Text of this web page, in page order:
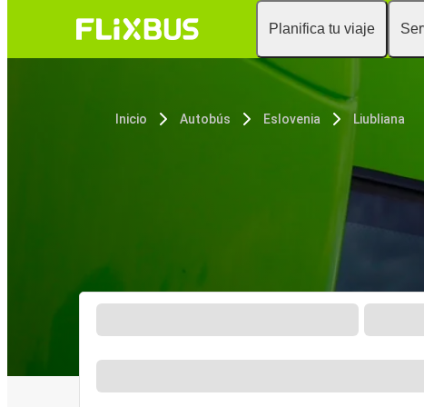
Planifica tu viaje
Inicio Autobús Eslovenia Liubliana